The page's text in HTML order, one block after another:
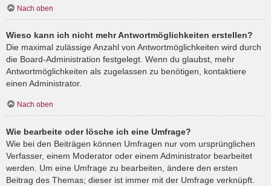
Nach oben
Wieso kann ich nicht mehr Antwortmöglichkeiten erstellen?
Die maximal zulässige Anzahl von Antwortmöglichkeiten wird durch
die Board-Administration festgelegt. Wenn du glaubst, mehr
Antwortmöglichkeiten als zugelassen zu benötigen, kontaktiere
einen Administrator.
Nach oben
Wie bearbeite oder lösche ich eine Umfrage?
Wie bei den Beiträgen können Umfragen nur vom ursprünglichen
Verfasser, einem Moderator oder einem Administrator bearbeitet
werden. Um eine Umfrage zu bearbeiten, ändere den ersten
Beitrag des Themas; dieser ist immer mit der Umfrage verknüpft.